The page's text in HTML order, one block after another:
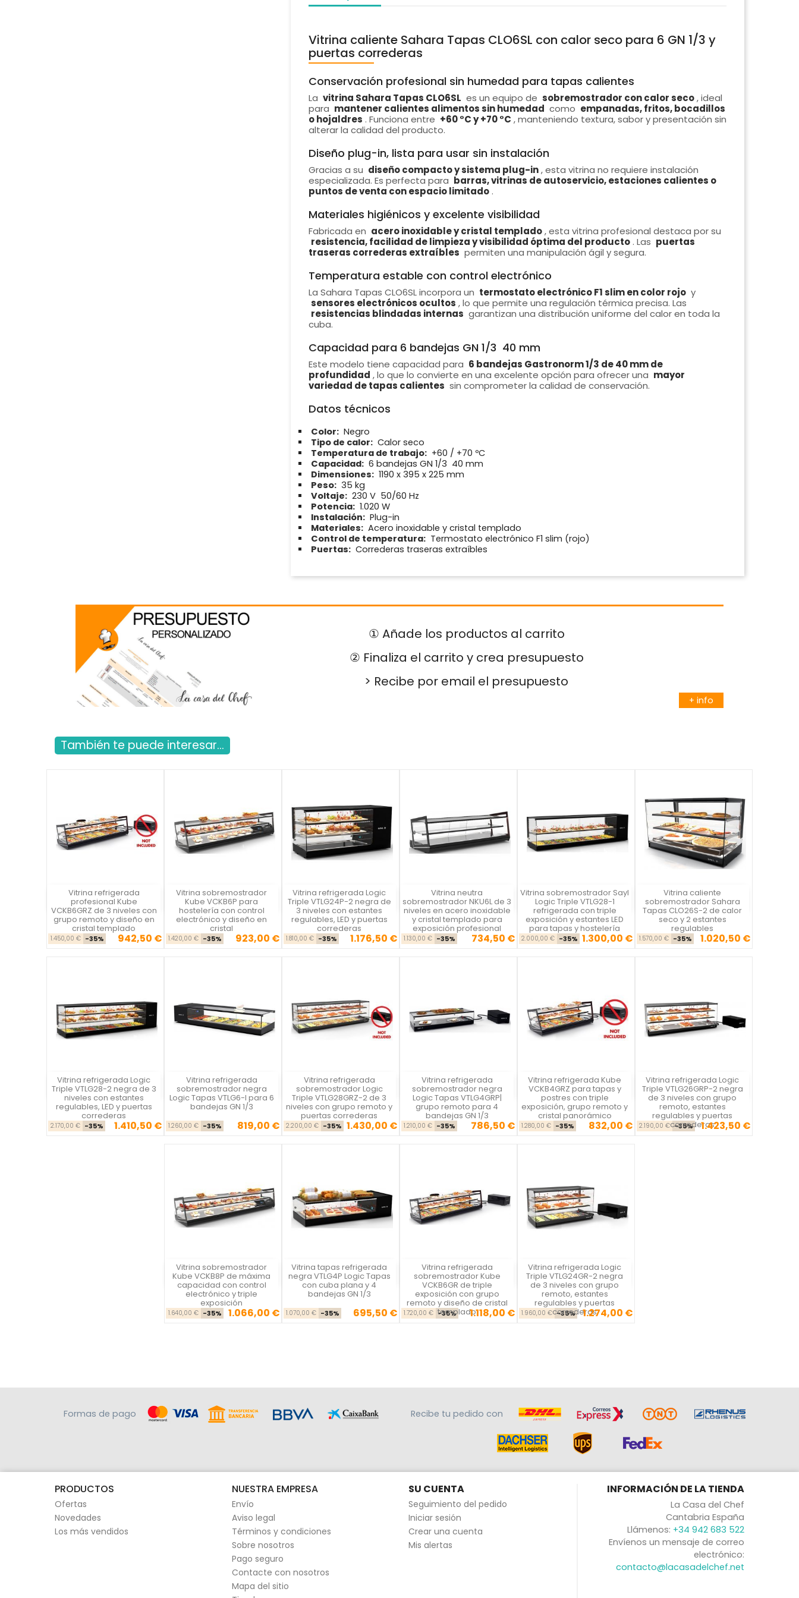
Vitrina caliente Sahara Tapas CLO6SL con calor seco para 6 GN 1/3 y
puertas correderas
Conservación profesional sin humedad para tapas calientes
La vitrina Sahara Tapas CLO6SL es un equipo de sobremostrador con calor seco , ideal
para mantener calientes alimentos sin humedad como empanadas, fritos, bocadillos
o hojaldres . Funciona entre +60 °C y +70 °C , manteniendo textura, sabor y presentación sin
alterar la calidad del producto.
Diseño plug-in, lista para usar sin instalación
Gracias a su diseño compacto y sistema plug-in , esta vitrina no requiere instalación
especializada. Es perfecta para barras, vitrinas de autoservicio, estaciones calientes o
puntos de venta con espacio limitado .
Materiales higiénicos y excelente visibilidad
Fabricada en acero inoxidable y cristal templado , esta vitrina profesional destaca por su
resistencia, facilidad de limpieza y visibilidad óptima del producto . Las puertas
traseras correderas extraíbles permiten una manipulación ágil y segura.
Temperatura estable con control electrónico
La Sahara Tapas CLO6SL incorpora un termostato electrónico F1 slim en color rojo y
sensores electrónicos ocultos , lo que permite una regulación térmica precisa. Las
resistencias blindadas internas garantizan una distribución uniforme del calor en toda la
cuba.
Capacidad para 6 bandejas GN 1/3  40 mm
Este modelo tiene capacidad para 6 bandejas Gastronorm 1/3 de 40 mm de
profundidad , lo que lo convierte en una excelente opción para ofrecer una mayor
variedad de tapas calientes sin comprometer la calidad de conservación.
Datos técnicos
Color: Negro
Tipo de calor: Calor seco
Temperatura de trabajo: +60 / +70 ºC
Capacidad: 6 bandejas GN 1/3  40 mm
Dimensiones: 1190 x 395 x 225 mm
Peso: 35 kg
Voltaje: 230 V  50/60 Hz
Potencia: 1.020 W
Instalación: Plug-in
Materiales: Acero inoxidable y cristal templado
Control de temperatura: Termostato electrónico F1 slim (rojo)
Puertas: Correderas traseras extraíbles
① Añade los productos al carrito
② Finaliza el carrito y crea presupuesto
> Recibe por email el presupuesto
+ info
También te puede interesar...
Vitrina refrigerada
profesional Kube
VCKB6GRZ de 3 niveles con
grupo remoto y diseño en
cristal templado
Precio base
1.450,00 € -35% Precio
942,50 €
Vista rápida Vitrina sobremostrador
Kube VCKB6P para
hostelería con control
electrónico y diseño en
cristal
Precio base
1.420,00 € -35% Precio
923,00 €

Vista rápida Vitrina refrigerada Logic
Triple VTLG24P-2 negra de
3 niveles con estantes
regulables, LED y puertas
correderas
Precio base
1.810,00 € -35% Precio
1.176,50 €

Vista rápida Vitrina neutra
sobremostrador NKU6L de 3
niveles en acero inoxidable
y cristal templado para
exposición profesional
Precio base
1.130,00 € -35% Precio
734,50 €

Vista rápida Vitrina sobremostrador Sayl
Logic Triple VTLG28-1
refrigerada con triple
exposición y estantes LED
para tapas y hostelería
Precio base
2.000,00 € -35% Precio
1.300,00 €

Vista rápida Vitrina caliente
sobremostrador Sahara
Tapas CLO26S-2 de calor
seco y 2 estantes
regulables
Precio base
1.570,00 € -35% Precio
1.020,50 €

Vista rápida
Vitrina refrigerada Logic
Triple VTLG28-2 negra de 3
niveles con estantes
regulables, LED y puertas
correderas
Precio base
2.170,00 € -35% Precio
1.410,50 €

Vista rápida Vitrina refrigerada
sobremostrador negra
Logic Tapas VTLG6-I para 6
bandejas GN 1/3
Precio base
1.260,00 € -35% Precio
819,00 €

Vista rápida Vitrina refrigerada
sobremostrador Logic
Triple VTLG28GRZ-2 de 3
niveles con grupo remoto y
puertas correderas
Precio base
2.200,00 € -35% Precio
1.430,00 €

Vista rápida Vitrina refrigerada
sobremostrador negra
Logic Tapas VTLG4GRP|
grupo remoto para 4
bandejas GN 1/3
Precio base
1.210,00 € -35% Precio
786,50 €

Vista rápida Vitrina refrigerada Kube
VCKB4GRZ para tapas y
postres con triple
exposición, grupo remoto y
cristal panorámico
Precio base
1.280,00 € -35% Precio
832,00 €

Vista rápida Vitrina refrigerada Logic
Triple VTLG26GRP-2 negra
de 3 niveles con grupo
remoto, estantes
regulables y puertas
correderasPrecio base
2.190,00 € -35% Precio
1.423,50 €

Vista rápida
Vitrina sobremostrador
Kube VCKB8P de máxima
capacidad con control
electrónico y triple
exposición
Precio base
1.640,00 € -35% Precio
1.066,00 €

Vista rápida Vitrina tapas refrigerada
negra VTLG4P Logic Tapas
con cuba plana y 4
bandejas GN 1/3
Precio base
1.070,00 € -35% Precio
695,50 €

Vista rápida Vitrina refrigerada
sobremostrador Kube
VCKB6GR de triple
exposición con grupo
remoto y diseño de cristal
templadoPrecio base
1.720,00 € -35% Precio
1.118,00 €

Vista rápida Vitrina refrigerada Logic
Triple VTLG24GR-2 negra
de 3 niveles con grupo
remoto, estantes
regulables y puertas
correderasPrecio base
1.960,00 € -35% Precio
1.274,00 €

Vista rápida
Formas de pago Recibe tu pedido con
PRODUCTOS
Ofertas
Novedades
Los más vendidos
NUESTRA EMPRESA
Envío
Aviso legal
Términos y condiciones
Sobre nosotros
Pago seguro
Contacte con nosotros
Mapa del sitio
SU CUENTA
Seguimiento del pedido
Iniciar sesión
Crear una cuenta
Mis alertas
INFORMACIÓN DE LA TIENDA
La Casa del Chef
Cantabria España
Llámenos: +34 942 683 522
Envíenos un mensaje de correo
electrónico:
contacto@lacasadelchef.net